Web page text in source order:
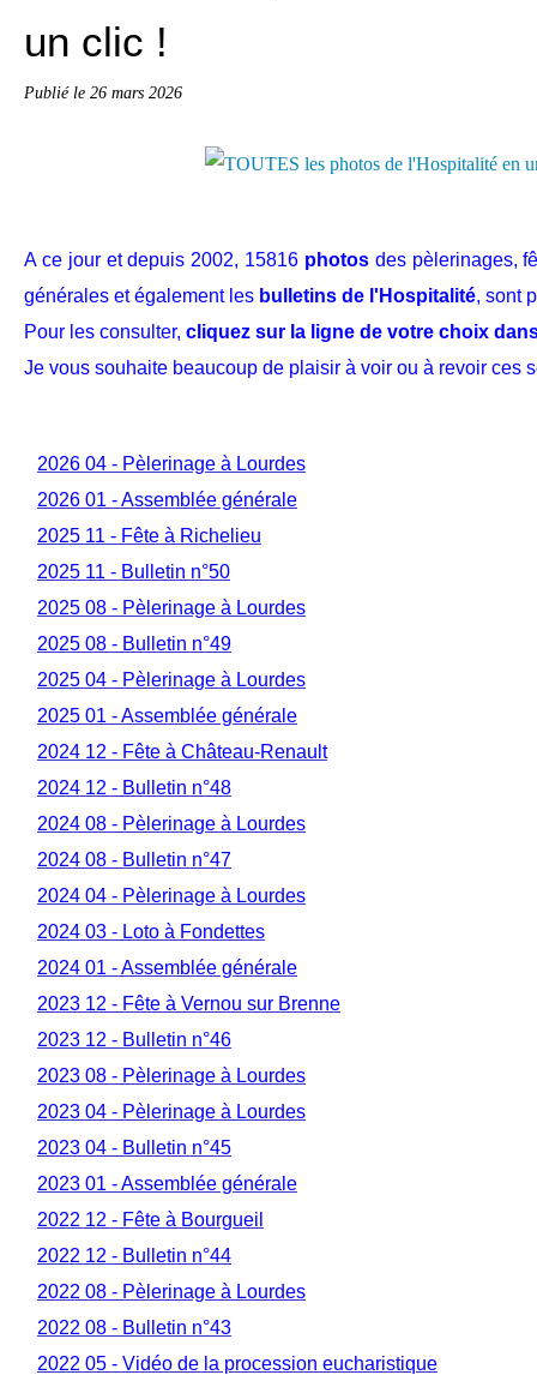
un clic !
Publié le 26 mars 2026
A ce jour et depuis 2002, 15816 photos des pèlerinages,
générales et également les bulletins de l'Hospitalité, sont
Pour les consulter, cliquez sur la ligne de votre choix
Je vous souhaite beaucoup de plaisir à voir ou à revoir ces
2026 04 - Pèlerinage à Lourdes
2026 01 - Assemblée générale
2025 11 - Fête à Richelieu
2025 11 - Bulletin n°50
2025 08 - Pèlerinage à Lourdes
2025 08 - Bulletin n°49
2025 04 - Pèlerinage à Lourdes
2025 01 - Assemblée générale
2024 12 - Fête à Château-Renault
2024 12 - Bulletin n°48
2024 08 - Pèlerinage à Lourdes
2024 08 - Bulletin n°47
2024 04 - Pèlerinage à Lourdes
2024 03 - Loto à Fondettes
2024 01 - Assemblée générale
2023 12 - Fête à Vernou sur Brenne
2023 12 - Bulletin n°46
2023 08 - Pèlerinage à Lourdes
2023 04 - Pèlerinage à Lourdes
2023 04 - Bulletin n°45
2023 01 - Assemblée générale
2022 12 - Fête à Bourgueil
2022 12 - Bulletin n°44
2022 08 - Pèlerinage à Lourdes
2022 08 - Bulletin n°43
2022 05 - Vidéo de la procession eucharistique